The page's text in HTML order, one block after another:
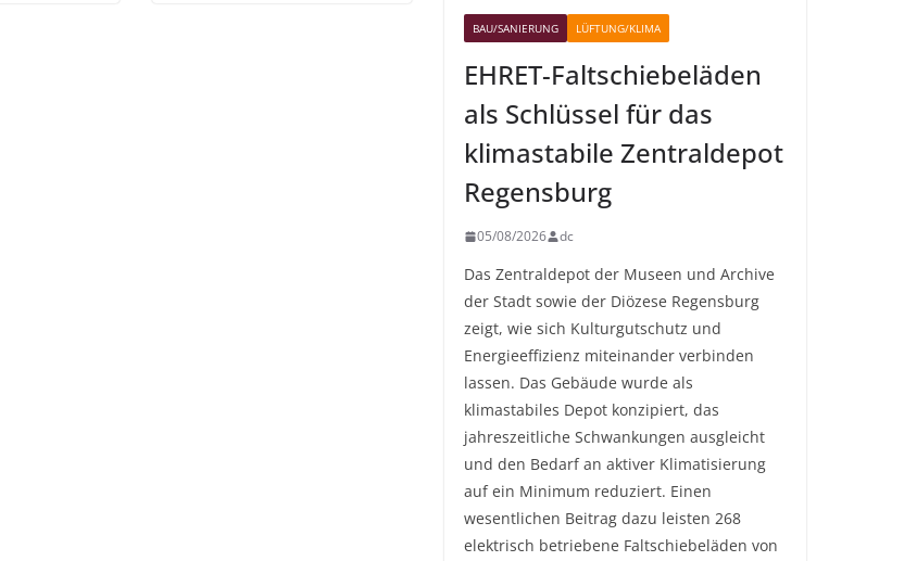
BAU/SANIERUNG LÜFTUNG/KLIMA
EHRET-Faltschiebeläden
als Schlüssel für das
klimastabile Zentraldepot
Regensburg
05/08/2026 dc
Das Zentraldepot der Museen und Archive
der Stadt sowie der Diözese Regensburg
zeigt, wie sich Kulturgutschutz und
Energieeffizienz miteinander verbinden
lassen. Das Gebäude wurde als
klimastabiles Depot konzipiert, das
jahreszeitliche Schwankungen ausgleicht
und den Bedarf an aktiver Klimatisierung
auf ein Minimum reduziert. Einen
wesentlichen Beitrag dazu leisten 268
elektrisch betriebene Faltschiebeläden von